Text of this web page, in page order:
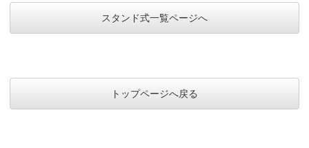
スタンド式一覧ページへ
トップページへ戻る